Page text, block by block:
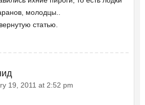
молодцы..
статью.
19, 2011 at 2:52 pm